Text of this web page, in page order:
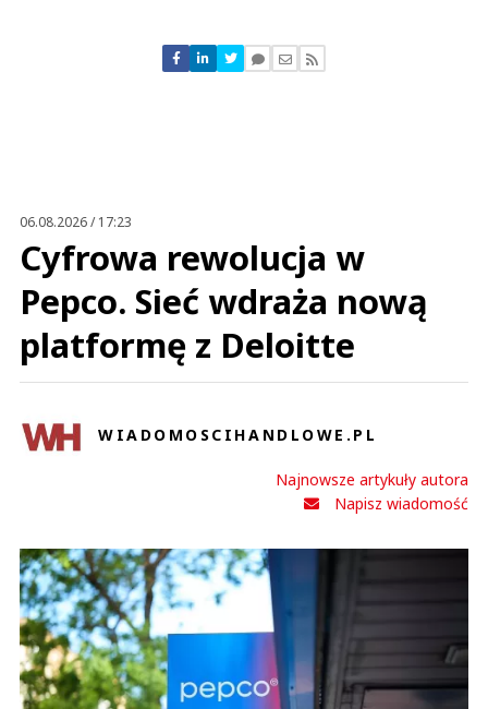
Nie znaleziono komentarzy
Zostaw swoje komentarze
06.08.2026 / 17:23
Cyfrowa rewolucja w
Pepco. Sieć wdraża nową
platformę z Deloitte
WIADOMOSCIHANDLOWE.PL
Najnowsze artykuły autora
Napisz wiadomość